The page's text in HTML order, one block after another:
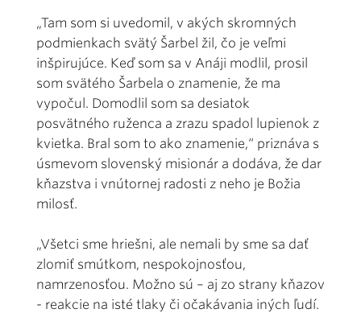
„Tam som si uvedomil, v akých skromných
podmienkach svätý Šarbel žil, čo je veľmi
inšpirujúce. Keď som sa v Anáji modlil, prosil
som svätého Šarbela o znamenie, že ma
vypočul. Domodlil som sa desiatok
posvätného ruženca a zrazu spadol lupienok z
kvietka. Bral som to ako znamenie,“ priznáva s
úsmevom slovenský misionár a dodáva, že dar
kňazstva i vnútornej radosti z neho je Božia
milosť.
„Všetci sme hriešni, ale nemali by sme sa dať
zlomiť smútkom, nespokojnosťou,
namrzenosťou. Možno sú – aj zo strany kňazov
- reakcie na isté tlaky či očakávania iných ľudí.